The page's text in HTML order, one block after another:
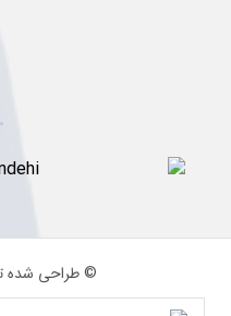
© طراحی شده